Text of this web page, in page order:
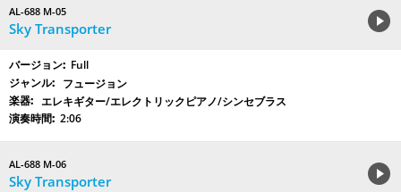
AL-688 M-05
Sky Transporter
Full
フュージョン
エレキギター/エレクトリックピアノ/シンセブラス
2:06
AL-688 M-06
Sky Transporter